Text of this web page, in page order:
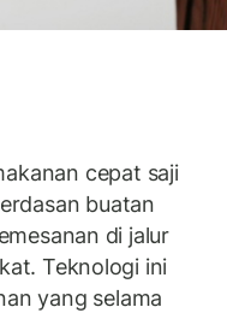
cepat saji
buatan
di jalur
Teknologi ini
yang selama